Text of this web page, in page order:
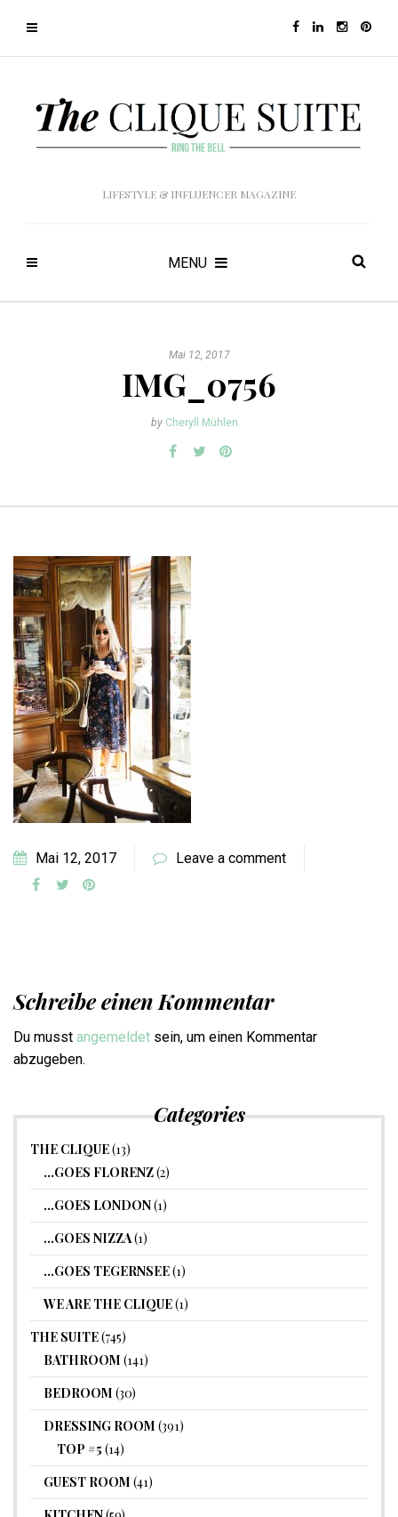
LIFESTYLE & INFLUENCER MAGAZINE
MENU
Mai 12, 2017
IMG_0756
by Cheryll Mühlen
Mai 12, 2017 Leave a comment
Schreibe einen Kommentar
Du musst angemeldet sein, um einen Kommentar
abzugeben.
Categories
THE CLIQUE(13)
…GOES FLORENZ(2)
…GOES LONDON(1)
…GOES NIZZA(1)
…GOES TEGERNSEE(1)
WE ARE THE CLIQUE(1)
THE SUITE(745)
BATHROOM (141)
BEDROOM (30)
DRESSING ROOM (391)
TOP #5 (14)
GUEST ROOM (41)